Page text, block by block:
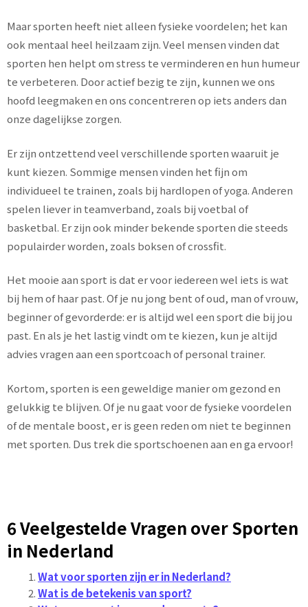
Maar sporten heeft niet alleen fysieke voordelen; het kan
ook mentaal heel heilzaam zijn. Veel mensen vinden dat
sporten hen helpt om stress te verminderen en hun humeur
te verbeteren. Door actief bezig te zijn, kunnen we ons
hoofd leegmaken en ons concentreren op iets anders dan
onze dagelijkse zorgen.
Er zijn ontzettend veel verschillende sporten waaruit je
kunt kiezen. Sommige mensen vinden het fijn om
individueel te trainen, zoals bij hardlopen of yoga. Anderen
spelen liever in teamverband, zoals bij voetbal of
basketbal. Er zijn ook minder bekende sporten die steeds
populairder worden, zoals boksen of crossfit.
Het mooie aan sport is dat er voor iedereen wel iets is wat
bij hem of haar past. Of je nu jong bent of oud, man of vrouw,
beginner of gevorderde: er is altijd wel een sport die bij jou
past. En als je het lastig vindt om te kiezen, kun je altijd
advies vragen aan een sportcoach of personal trainer.
Kortom, sporten is een geweldige manier om gezond en
gelukkig te blijven. Of je nu gaat voor de fysieke voordelen
of de mentale boost, er is geen reden om niet te beginnen
met sporten. Dus trek die sportschoenen aan en ga ervoor!
6 Veelgestelde Vragen over Sporten
in Nederland
Wat voor sporten zijn er in Nederland?
Wat is de betekenis van sport?